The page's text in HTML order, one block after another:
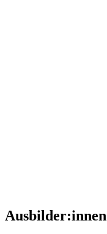
Ausbilder:innen